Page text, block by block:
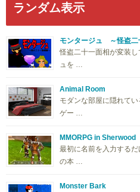
ランダム表示
モンタージュ ～怪盗二
怪盗二十一面相が変装
ュを …
Animal Room
モダンな部屋に隠れて
ゲー …
MMORPG in Sherwood
最初に名前を入力する
の本 …
Monster Bark